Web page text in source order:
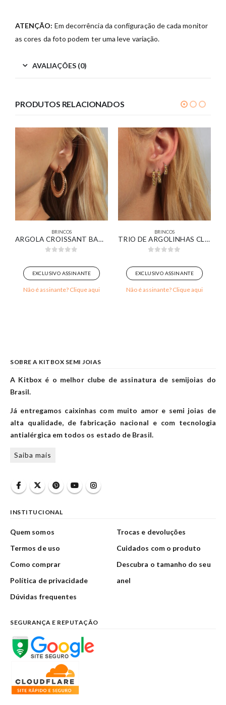
ATENÇÃO: Em decorrência da configuração de cada monitor
as cores da foto podem ter uma leve variação.
AVALIAÇÕES (0)
PRODUTOS RELACIONADOS
BRINCOS
ARGOLA CROISSANT BANHADO EM OURO 18K
EXCLUSIVO ASSINANTE
Não é assinante? Clique aqui
BRINCOS
TRIO DE ARGOLINHAS CLICK COM ZIRCÔNIAS AMARELAS BANHADO EM OURO BRANCO
EXCLUSIVO ASSINANTE
Não é assinante? Clique aqui
SOBRE A KITBOX SEMI JOIAS
A Kitbox é o melhor clube de assinatura de semijoias do
Brasil.
Já entregamos caixinhas com muito amor e semi joias de
alta qualidade, de fabricação nacional e com tecnologia
antialérgica em todos os estado de Brasil.
Saiba mais
INSTITUCIONAL
Quem somos
Termos de uso
Como comprar
Política de privacidade
Dúvidas frequentes
Trocas e devoluções
Cuidados com o produto
Descubra o tamanho do seu
anel
SEGURANÇA E REPUTAÇÃO